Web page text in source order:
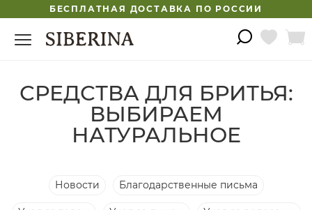
БЕСПЛАТНАЯ ДОСТАВКА ПО РОССИИ
СРЕДСТВА ДЛЯ БРИТЬЯ:
ВЫБИРАЕМ
НАТУРАЛЬНОЕ
Новости Благодарственные письма